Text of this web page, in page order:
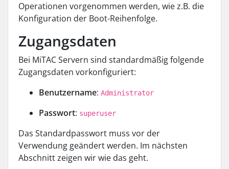
Operationen vorgenommen werden, wie z.B. die
Konfiguration der Boot-Reihenfolge.
Zugangsdaten
Bei MiTAC Servern sind standardmäßig folgende
Zugangsdaten vorkonfiguriert:
Benutzername: Administrator
Passwort: superuser
Das Standardpasswort muss vor der
Verwendung geändert werden. Im nächsten
Abschnitt zeigen wir wie das geht.